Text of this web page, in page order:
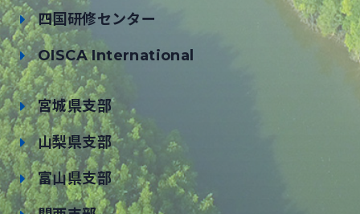
四国研修センター
OISCA International
宮城県支部
山梨県支部
富山県支部